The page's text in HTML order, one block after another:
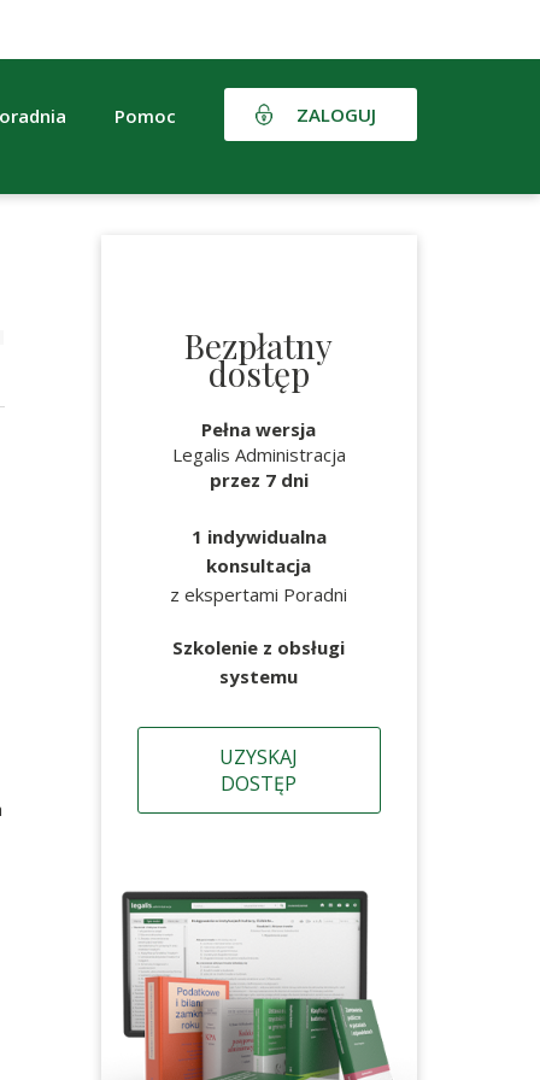
Pomoc ZALOGUJ
Bezpłatny
dostęp
Pełna wersja
Legalis Administracja
przez 7 dni
1 indywidualna
konsultacja
z ekspertami Poradni
Szkolenie z obsługi
systemu
UZYSKAJ
DOSTĘP